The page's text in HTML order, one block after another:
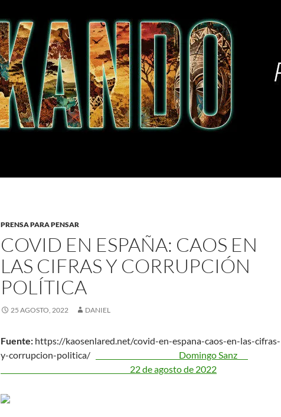
PRENSA PARA PENSAR
COVID EN ESPAÑA: CAOS EN
LAS CIFRAS Y CORRUPCIÓN
POLÍTICA
25 AGOSTO, 2022 DANIEL
Fuente: https://kaosenlared.net/covid-en-espana-caos-en-las-cifras-
y-corrupcion-politica/
Domingo Sanz
22 de agosto de 2022